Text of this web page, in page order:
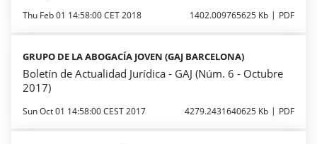
Thu Feb 01 14:58:00 CET 2018 1402.009765625 Kb PDF
GRUPO DE LA ABOGACÍA JOVEN (GAJ BARCELONA)
Boletín de Actualidad Jurídica - GAJ (Núm. 6 - Octubre
2017)
Sun Oct 01 14:58:00 CEST 2017 4279.2431640625 Kb PDF